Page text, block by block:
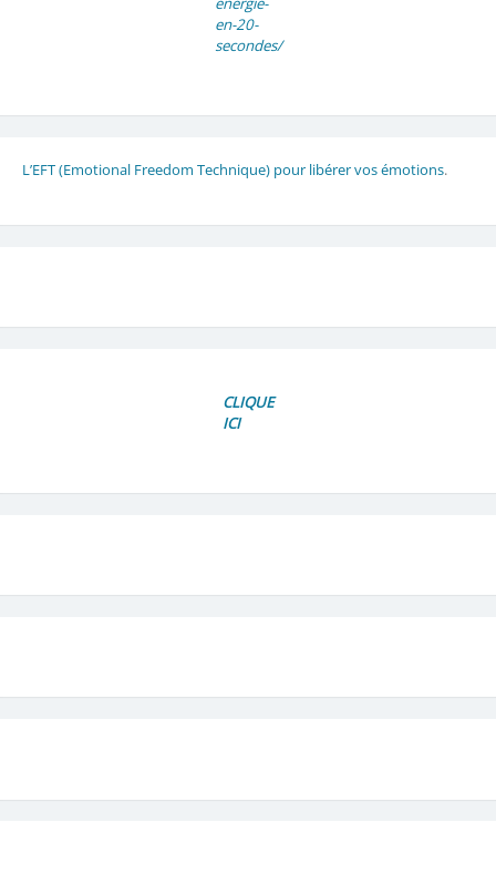
en-20-
secondes/
L’EFT (Emotional Freedom Technique) pour libérer vos émotions.
CLIQUE
ICI